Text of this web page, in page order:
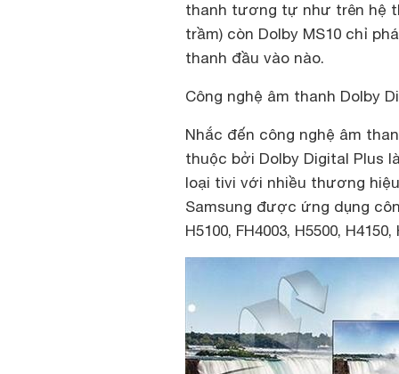
thanh tương tự như trên hệ
trầm) còn Dolby MS10 chỉ
thanh đầu vào nào.
Công nghệ âm thanh Dolby
Nhắc đến công nghệ âm
thuộc bởi Dolby Digital Plus
loại tivi với nhiều thương
Samsung được ứng dụng
H5100, FH4003, H5500,